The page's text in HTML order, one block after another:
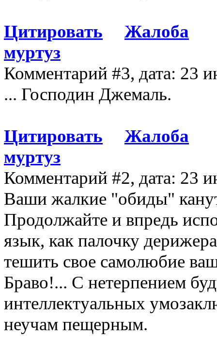
Цитировать
Жалоба
муртуз
Комментарий #3, дата: 23
... Господин Джемаль.
Цитировать
Жалоба
муртуз
Комментарий #2, дата: 23
Ваши жалкие "обиды"
Продолжайте и впредь
язык, как палочку
тешить свое самолюбие
Браво!... С нетерпением
интеллектуальных
неучам пещерным.